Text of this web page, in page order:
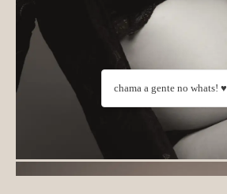
chama a gente no whats! ♥